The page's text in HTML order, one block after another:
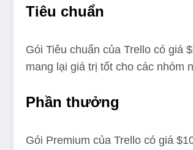
Tiêu chuẩn
Gói Tiêu chuẩn của Trello có giá
mang lại giá trị tốt cho các nhóm
Phần thưởng
Gói Premium của Trello có giá